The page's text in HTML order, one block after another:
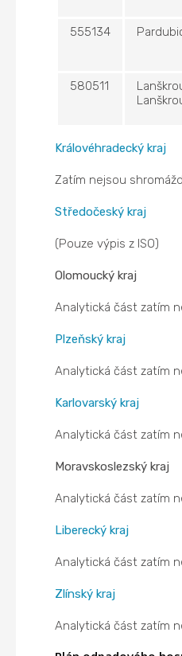
555134
580511
Královéhradecký kraj
Zatím nejsou
Středočeský kraj
(Pouze výpis z ISO)
Olomoucký kraj
Analytická část zatím
Plzeňský kraj
Analytická část zatím
Karlovarský kraj
Analytická část zatím
Moravskoslezský kraj
Analytická část zatím
Liberecký kraj
Analytická část zatím
Zlínský kraj
Analytická část zatím